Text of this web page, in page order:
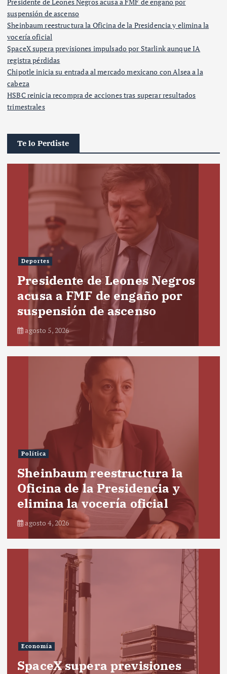
suspensión de ascenso
Sheinbaum reestructura la Oficina de la Presidencia y elimina la
vocería oficial
SpaceX supera previsiones impulsado por Starlink aunque IA
registra pérdidas
Chipotle inicia su entrada al mercado mexicano con Alsea a la
cabeza
HSBC reinicia recompra de acciones tras superar resultados
trimestrales
Te lo Perdiste
Deportes
Presidente de Leones Negros
acusa a FMF de engaño por
suspensión de ascenso
agosto 5, 2026
Política
Sheinbaum reestructura la
Oficina de la Presidencia y
elimina la vocería oficial
agosto 4, 2026
Economía
SpaceX supera previsiones